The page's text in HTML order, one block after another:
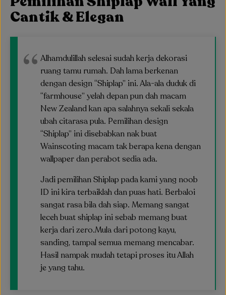
Cantik & Elegan
Alhamdulillah selesai sudah kerja dekorasi
ruang tamu rumah. Dah lama berkenan
dengan design “Shiplap” ini. Ala-ala duduk di
“farmhouse” yelah depan pun dah macam
New Zealand kan apa salahnya sekali sekala
ubah citarasa pula. Pemilihan design
“Shiplap” ini disebabkan nak buat
Wainscoting macam tak berapa kena dengan
wallpaper dan perabot sedia ada.
Jadi pemilihan Shiplap pada kami yang noob
ID ini kira terbaiklah dan puas hati. Berbaloi
sangat rasa bila dah siap. Memang sangat
leceh buat shiplap ini sebab memang buat
kerja dari zero.Mula dari potong kayu,
sanding, tampal semua memang mencabar.
Hasil nampak mudah tetapi proses itu Allah
je yang tahu.